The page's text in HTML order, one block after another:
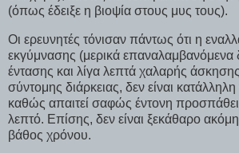
(όπως έδειξε η βιοψία στους μυς τους).
Οι ερευνητές τόνισαν πάντως ότι η
εκγύμνασης (μερικά επαναλαμβανόμενα
έντασης και λίγα λεπτά χαλαρής
σύντομης διάρκειας, δεν είναι
καθώς απαιτεί σαφώς έντονη
λεπτό. Επίσης, δεν είναι ξεκάθαρο
βάθος χρόνου.